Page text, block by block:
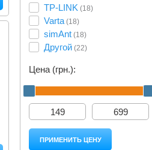
TP-LINK (18)
Varta (18)
simAnt (18)
Другой (22)
Цена (грн.):